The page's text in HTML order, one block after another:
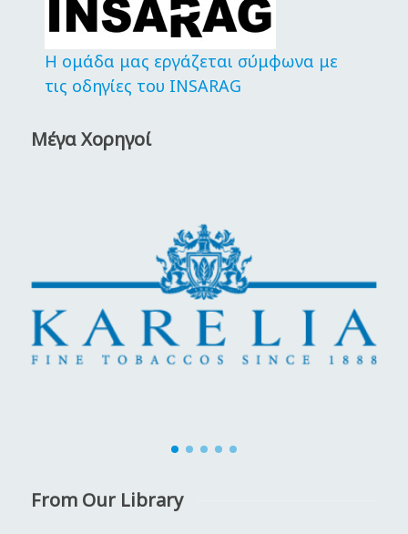
Η ομάδα μας εργάζεται σύμφωνα με
τις οδηγίες του INSARAG
Μέγα Χορηγοί
From Our Library